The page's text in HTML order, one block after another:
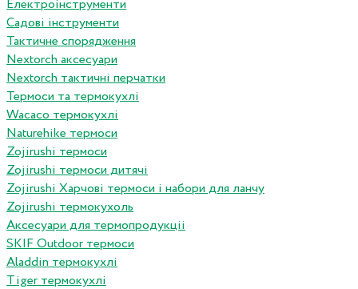
Електроінструменти
Садові інструменти
Тактичне спорядження
Nextorch аксесуари
Nextorch тактичні перчатки
Термоси та термокухлі
Wacaco термокухлі
Naturehike термоси
Zojirushi термоси
Zojirushi термоси дитячі
Zojirushi Харчові термоси і набори для ланчу
Zojirushi термокухоль
Аксесуари для термопродукціі
SKIF Outdoor термоси
Aladdin термокухлі
Tiger термокухлі